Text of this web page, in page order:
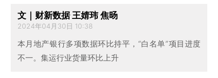
文｜财新数据 王婧玮 焦旸
2024年04月30日 10:38
本月地产银行多项数据环比持平，“白名单”项目进度
不一。集运行业货量环比上升